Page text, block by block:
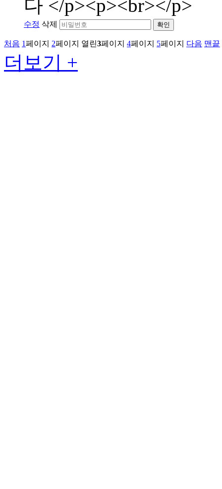
다 </p><p><br></p>
수정 삭제 확인
처음 1페이지 2페이지 열린3페이지 4페이지 5페이지 다음 맨끝
더보기 +